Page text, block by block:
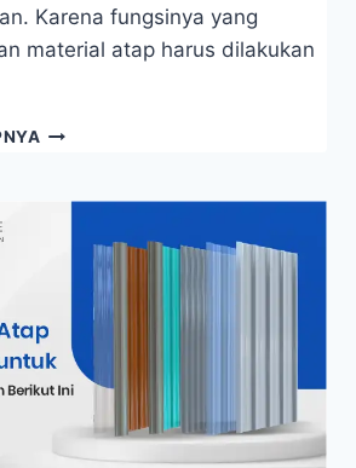
Karena fungsinya yang
material atap harus dilakukan